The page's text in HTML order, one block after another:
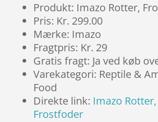
Produkt: Imazo Rotter,
Pris: Kr. 299.00
Mærke: Imazo
Fragtpris: Kr. 29
Gratis fragt: Ja ved køb
Varekategori: Reptile &
Food
Direkte link: Imazo Rotter,
Frostfoder